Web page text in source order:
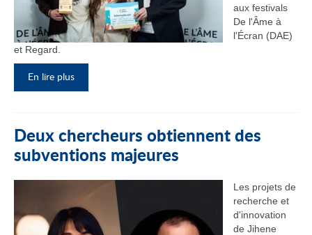
aux festivals
De l'Âme à
l'Écran (DAE)
et Regard.
En lire plus
Deux chercheurs obtiennent des
subventions majeures
Les projets de
recherche et
d'innovation
de Jihene